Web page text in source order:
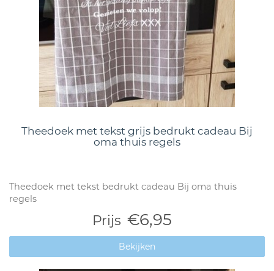
Theedoek met tekst grijs bedrukt cadeau Bij
oma thuis regels
Theedoek met tekst bedrukt cadeau Bij oma thuis
regels
Prijs €6,95
Bekijken